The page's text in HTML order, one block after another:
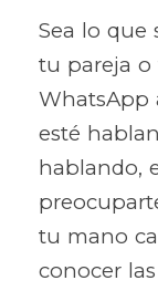
Sea lo que
tu pareja o
WhatsApp
esté
hablando,
tu mano
conocer